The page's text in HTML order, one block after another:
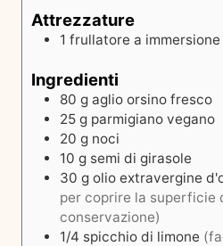
Attrezzature
1 frullatore a immersione
Ingredienti
80 g aglio orsino fresco
25 g parmigiano vegano
20 g noci
10 g semi di girasole
30 g olio extravergine
per coprire la superficie
conservazione)
1/4 spicchio di limone